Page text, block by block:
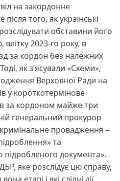
на закордонне
того, як українські
обставини його
влітку 2023-го року, в
за кордон без належних
як з’ясували «Схеми»,
Верховної Ради на
у короткотермінове
за кордоном майже три
генеральний прокурор
кримінальне провадження –
та
підробленого документа».
яке розслідує цю справу,